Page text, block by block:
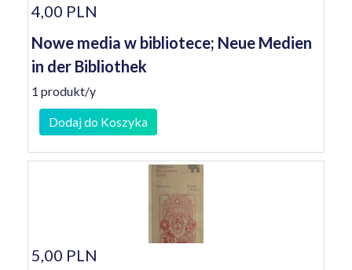
4,00 PLN
Nowe media w bibliotece; Neue Medien
in der Bibliothek
1 produkt/y
Dodaj do Koszyka
5,00 PLN